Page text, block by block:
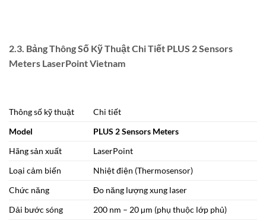
2.3. Bảng Thông Số Kỹ Thuật Chi Tiết PLUS 2 Sensors
Meters LaserPoint Vietnam
Thông số kỹ thuật
Chi tiết
Model
PLUS 2 Sensors Meters
Hãng sản xuất
LaserPoint
Loại cảm biến
Nhiệt điện (Thermosensor)
Chức năng
Đo năng lượng xung laser
Dải bước sóng
200 nm – 20 µm (phụ thuộc lớp phủ)